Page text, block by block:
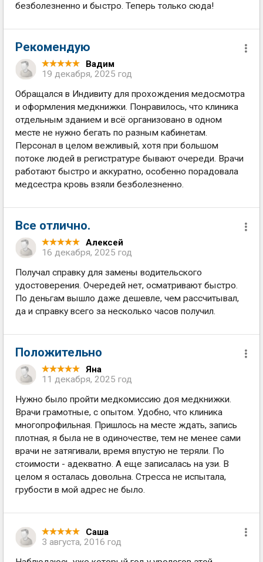
безболезненно и быстро. Теперь только сюда!
Рекомендую
Вадим
19 декабря, 2025 год
Обращался в Индивиту для прохождения медосмотра
и оформления медкнижки. Понравилось, что клиника
отдельным зданием и всё организовано в одном
месте не нужно бегать по разным кабинетам.
Персонал в целом вежливый, хотя при большом
потоке людей в регистратуре бывают очереди. Врачи
работают быстро и аккуратно, особенно порадовала
медсестра кровь взяли безболезненно.
Все отлично.
Алексей
16 декабря, 2025 год
Получал справку для замены водительского
удостоверения. Очередей нет, осматривают быстро.
По деньгам вышло даже дешевле, чем рассчитывал,
да и справку всего за несколько часов получил.
Положительно
Яна
11 декабря, 2025 год
Нужно было пройти медкомиссию доя медкнижки.
Врачи грамотные, с опытом. Удобно, что клиника
многопрофильная. Пришлось на месте ждать, запись
плотная, я была не в одиночестве, тем не менее сами
врачи не затягивали, время впустую не теряли. По
стоимости - адекватно. А еще записалась на узи. В
целом я осталась довольна. Стресса не испытала,
грубости в мой адрес не было.
Саша
3 августа, 2016 год